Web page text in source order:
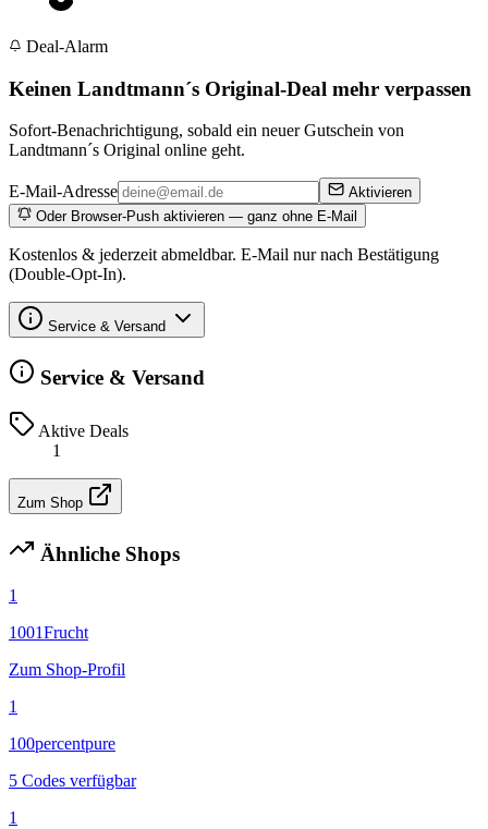
Deal-Alarm
Keinen Landtmann´s Original-Deal mehr verpassen
Sofort-Benachrichtigung, sobald ein neuer Gutschein von
Landtmann´s Original online geht.
E-Mail-Adresse
Aktivieren
Oder Browser-Push aktivieren — ganz ohne E-Mail
Kostenlos & jederzeit abmeldbar. E-Mail nur nach Bestätigung
(Double-Opt-In).
Service & Versand
Service & Versand
Aktive Deals
1
Zum Shop
Ähnliche Shops
1
1001Frucht
Zum Shop-Profil
1
100percentpure
5 Codes verfügbar
1